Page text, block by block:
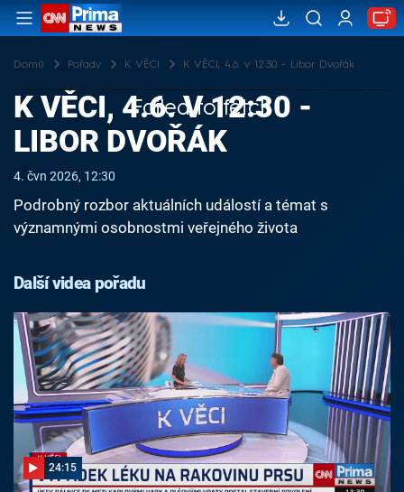
Domů Pořady K VĚCI K VĚCI, 4.6. v 12:30 - Libor Dvořák
Failed to fetch
K VĚCI, 4.6. V 12:30 -
LIBOR DVOŘÁK
4. čvn 2026, 12:30
Podrobný rozbor aktuálních událostí a témat s
významnými osobnostmi veřejného života
Další videa pořadu
24:15